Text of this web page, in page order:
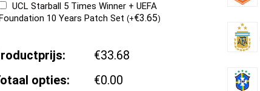
UCL Starball 5 Times Winner + UEFA
10 Years Patch Set (+€3.65)
€33.68
opties:
€0.00